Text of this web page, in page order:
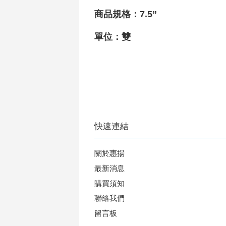
商品規格： 7.5”
單位：雙
快速連結
關於惠揚
最新消息
購買須知
聯絡我們
留言板